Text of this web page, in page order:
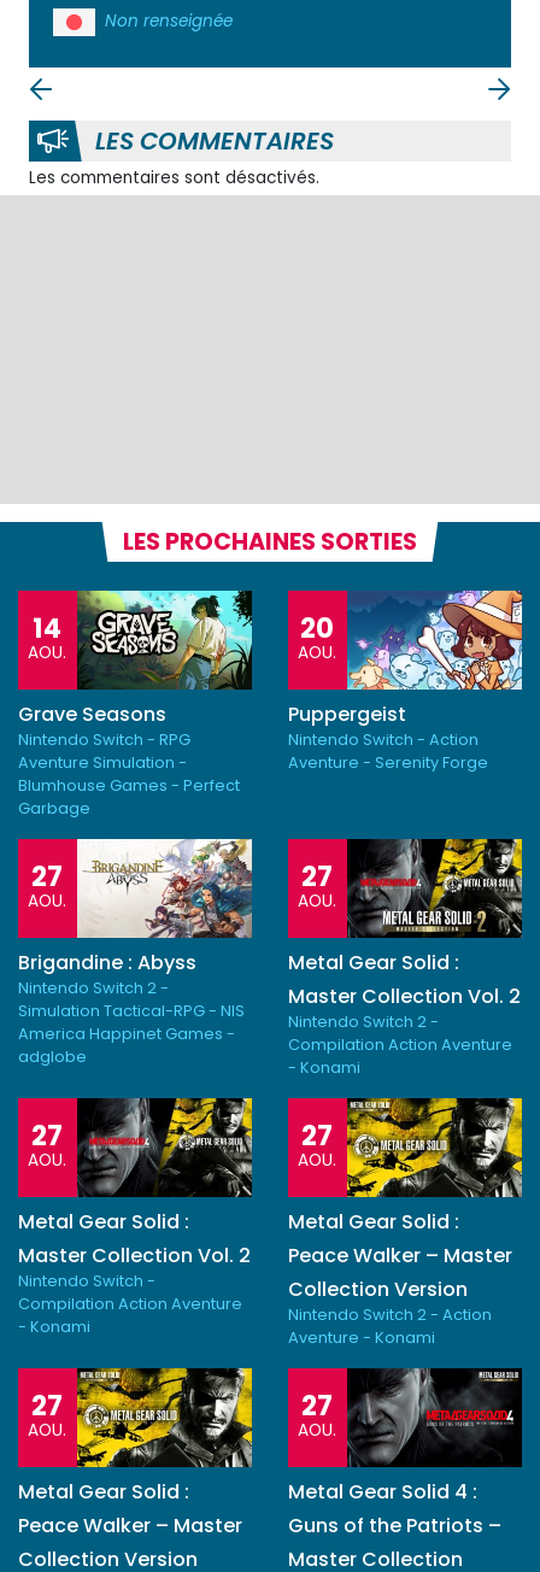
Non renseignée
LES COMMENTAIRES
Les commentaires sont désactivés.
LES PROCHAINES SORTIES
14
AOU.
Grave Seasons
Nintendo Switch - RPG
Aventure Simulation -
Blumhouse Games - Perfect
Garbage
20
AOU.
Puppergeist
Nintendo Switch - Action
Aventure - Serenity Forge
27
AOU.
Brigandine : Abyss
Nintendo Switch 2 -
Simulation Tactical-RPG - NIS
America Happinet Games -
adglobe
27
AOU.
Metal Gear Solid :
Master Collection Vol. 2
Nintendo Switch 2 -
Compilation Action Aventure
- Konami
27
AOU.
Metal Gear Solid :
Master Collection Vol. 2
Nintendo Switch -
Compilation Action Aventure
- Konami
27
AOU.
Metal Gear Solid :
Peace Walker – Master
Collection Version
Nintendo Switch 2 - Action
Aventure - Konami
27
AOU.
Metal Gear Solid :
Peace Walker – Master
Collection Version
27
AOU.
Metal Gear Solid 4 :
Guns of the Patriots –
Master Collection